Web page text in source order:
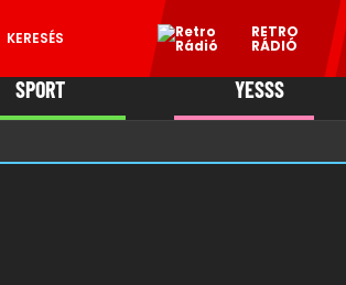
KERESÉS RETRO
RÁDIÓ
SPORT YESSS